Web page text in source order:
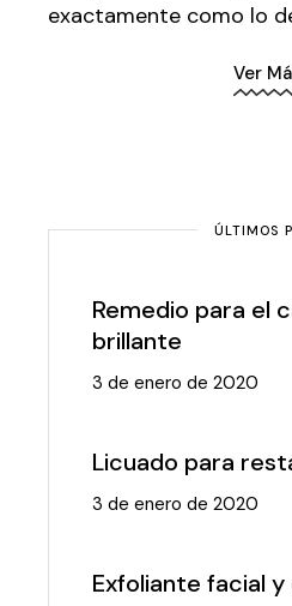
exactamente como lo
Ver
ÚLTIMOS
Remedio para el
brillante
3 de enero de 2020
Licuado para
3 de enero de 2020
Exfoliante facial